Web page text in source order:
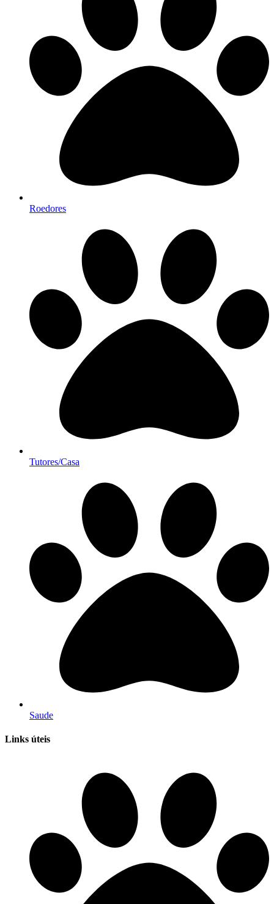
Roedores
Tutores/Casa
Saude
Links úteis